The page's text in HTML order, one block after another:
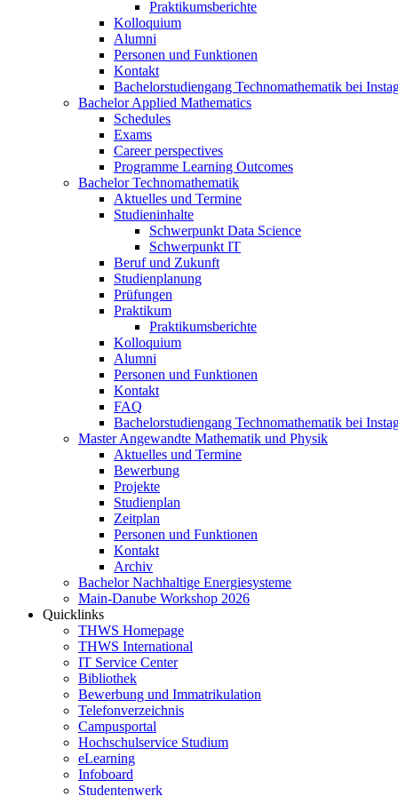
Praktikumsberichte
Kolloquium
Alumni
Personen und Funktionen
Kontakt
Bachelorstudiengang Technomathematik bei
Bachelor Applied Mathematics
Schedules
Exams
Career perspectives
Programme Learning Outcomes
Bachelor Technomathematik
Aktuelles und Termine
Studieninhalte
Schwerpunkt Data Science
Schwerpunkt IT
Beruf und Zukunft
Studienplanung
Prüfungen
Praktikum
Praktikumsberichte
Kolloquium
Alumni
Personen und Funktionen
Kontakt
FAQ
Bachelorstudiengang Technomathematik bei
Master Angewandte Mathematik und Physik
Aktuelles und Termine
Bewerbung
Projekte
Studienplan
Zeitplan
Personen und Funktionen
Kontakt
Archiv
Bachelor Nachhaltige Energiesysteme
Main-Danube Workshop 2026
Quicklinks
THWS Homepage
THWS International
IT Service Center
Bibliothek
Bewerbung und Immatrikulation
Telefonverzeichnis
Campusportal
Hochschulservice Studium
eLearning
Infoboard
Studentenwerk